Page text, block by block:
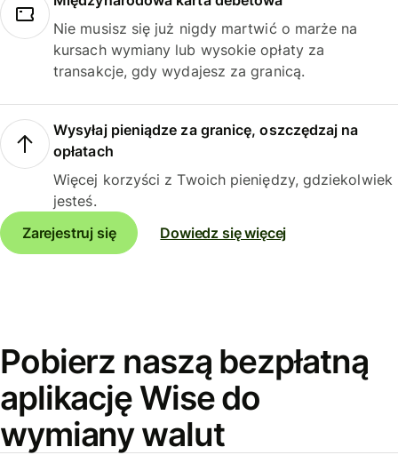
Nie musisz się już nigdy martwić o marże na
kursach wymiany lub wysokie opłaty za
transakcje, gdy wydajesz za granicą.
Wysyłaj pieniądze za granicę, oszczędzaj na
opłatach
Więcej korzyści z Twoich pieniędzy, gdziekolwiek
jesteś.
Zarejestruj się
Dowiedz się więcej
Pobierz naszą bezpłatną
aplikację Wise do
wymiany walut